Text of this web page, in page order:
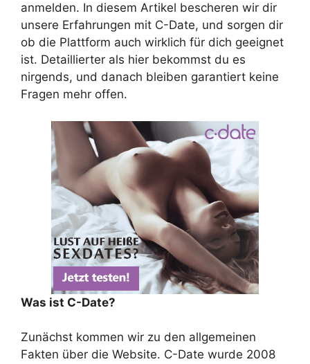
anmelden. In diesem Artikel bescheren wir dir
unsere Erfahrungen mit C-Date, und sorgen dir
ob die Plattform auch wirklich für dich geeignet
ist. Detaillierter als hier bekommst du es
nirgends, und danach bleiben garantiert keine
Fragen mehr offen.
Was ist C-Date?
Zunächst kommen wir zu den allgemeinen
Fakten über die Website. C-Date wurde 2008